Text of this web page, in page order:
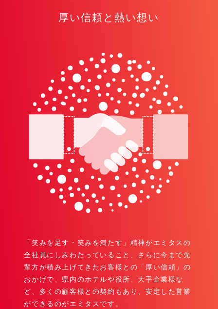
厚い信頼と熱い想い
「笑みを足す・笑みを満たす」精神がエミタスの
全社員にしみわたっていること、さらに今まで先
輩方が積み上げてきたお客様との「厚い信頼」の
おかげで、県内のホテルや役所、大手企業様な
ど、多くの顧客様との契約もあり、安定した営業
ができるのがエミタスです。